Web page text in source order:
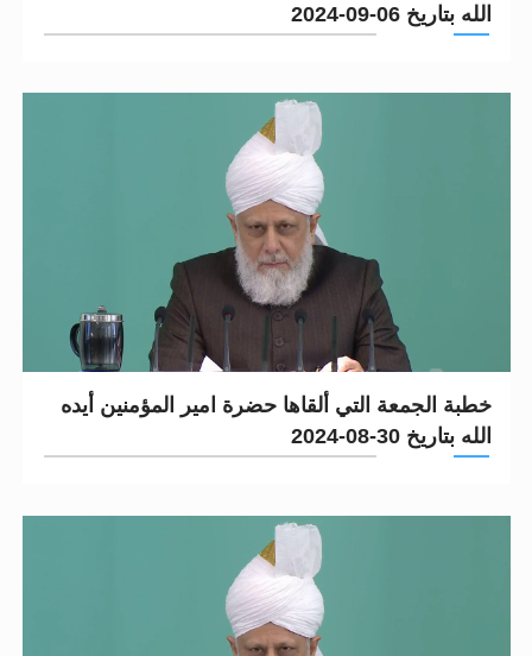
الله بتاريخ 06-09-2024
خطبة الجمعة التي ألقاها حضرة امير المؤمنين أيده
الله بتاريخ 30-08-2024